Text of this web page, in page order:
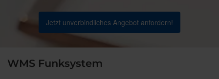
Jetzt unverbindliches Angebot anfordern!
WMS Funksystem